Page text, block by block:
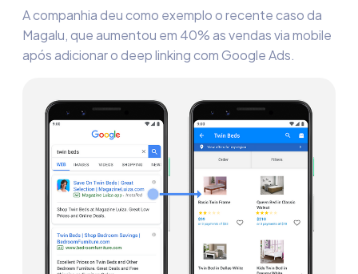
A companhia deu como exemplo o recente caso da
Magalu, que aumentou em 40% as vendas via mobile
após adicionar o deep linking com Google Ads.